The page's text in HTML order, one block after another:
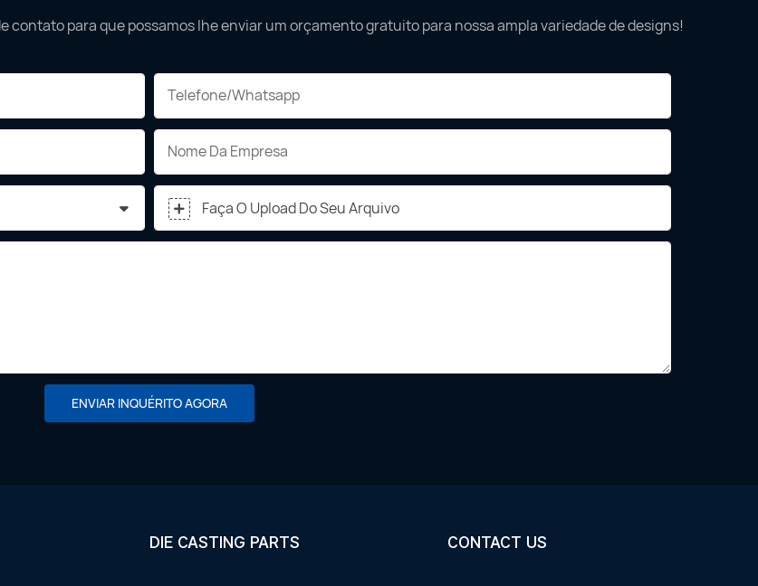
para que possamos lhe enviar um orçamento gratuito para nossa ampla variedade de designs!
Telefone/whatsapp
Nome Da Empresa
Faça O Upload Do Seu Arquivo
ENVIAR INQUÉRITO AGORA
DIE CASTING PARTS CONTACT US